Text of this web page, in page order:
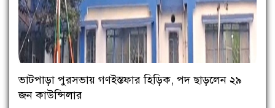
ভাটপাড়া পুরসভায় গণইস্তফার হিড়িক, পদ ছাড়লেন ২৯
জন কাউন্সিলার